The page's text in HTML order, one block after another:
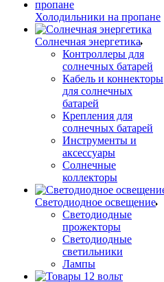
Холодильники на пропане
Солнечная энергетика
Контроллеры для
солнечных батарей
Кабель и коннекторы
для солнечных
батарей
Крепления для
солнечных батарей
Инструменты и
аксессуары
Солнечные
коллекторы
Светодиодное освещение
Светодиодные
прожекторы
Светодиодные
светильники
Лампы